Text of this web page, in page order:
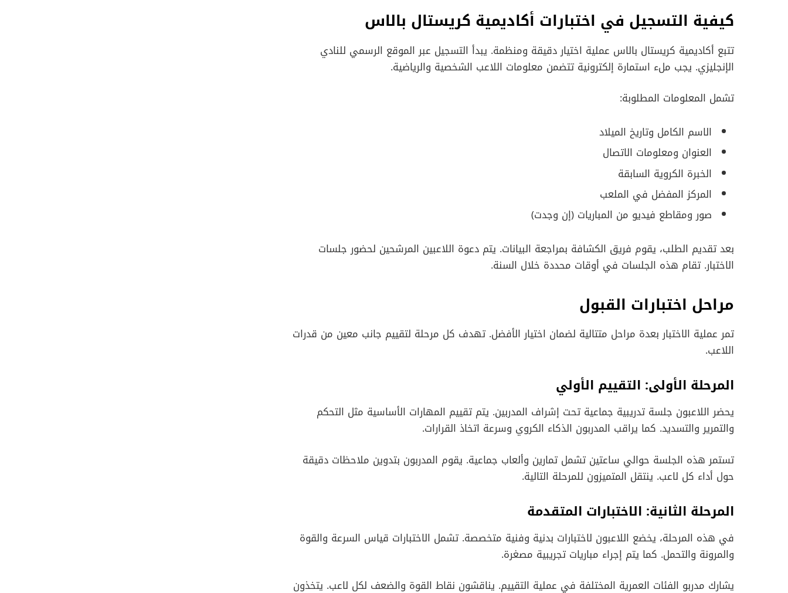
كيفية التسجيل في اختبارات أكاديمية كريستال بالاس
تتبع أكاديمية كريستال بالاس عملية اختيار دقيقة ومنظمة. يبدأ التسجيل عبر الموقع الرسمي للنادي
الإنجليزي. يجب ملء استمارة إلكترونية تتضمن معلومات اللاعب الشخصية والرياضية.
تشمل المعلومات المطلوبة:
الاسم الكامل وتاريخ الميلاد
العنوان ومعلومات الاتصال
الخبرة الكروية السابقة
المركز المفضل في الملعب
صور ومقاطع فيديو من المباريات (إن وجدت)
بعد تقديم الطلب، يقوم فريق الكشافة بمراجعة البيانات. يتم دعوة اللاعبين المرشحين لحضور جلسات
الاختبار. تقام هذه الجلسات في أوقات محددة خلال السنة.
مراحل اختبارات القبول
تمر عملية الاختبار بعدة مراحل متتالية لضمان اختيار الأفضل. تهدف كل مرحلة لتقييم جانب معين من قدرات
اللاعب.
المرحلة الأولى: التقييم الأولي
يحضر اللاعبون جلسة تدريبية جماعية تحت إشراف المدربين. يتم تقييم المهارات الأساسية مثل التحكم
والتمرير والتسديد. كما يراقب المدربون الذكاء الكروي وسرعة اتخاذ القرارات.
تستمر هذه الجلسة حوالي ساعتين تشمل تمارين وألعاب جماعية. يقوم المدربون بتدوين ملاحظات دقيقة
حول أداء كل لاعب. ينتقل المتميزون للمرحلة التالية.
المرحلة الثانية: الاختبارات المتقدمة
في هذه المرحلة، يخضع اللاعبون لاختبارات بدنية وفنية متخصصة. تشمل الاختبارات قياس السرعة والقوة
والمرونة والتحمل. كما يتم إجراء مباريات تجريبية مصغرة.
يشارك مدربو الفئات العمرية المختلفة في عملية التقييم. يناقشون نقاط القوة والضعف لكل لاعب. يتخذون